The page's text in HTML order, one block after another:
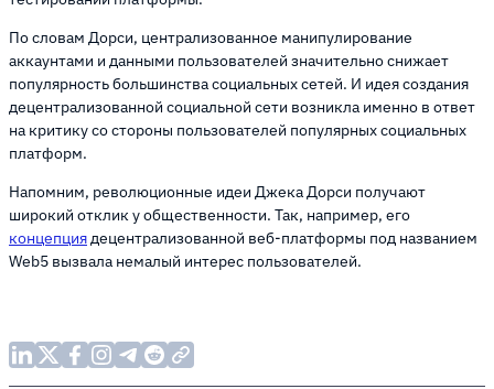
По словам Дорси, централизованное манипулирование
аккаунтами и данными пользователей значительно снижает
популярность большинства социальных сетей. И идея создания
децентрализованной социальной сети возникла именно в ответ
на критику со стороны пользователей популярных социальных
платформ.
Напомним, революционные идеи Джека Дорси получают
широкий отклик у общественности. Так, например, его
концепциядецентрализованной веб-платформы под названием
Web5 вызвала немалый интерес пользователей.